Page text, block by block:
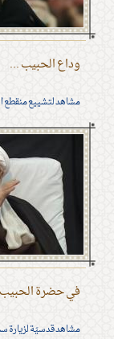
وداع الحبيب ...
مشاهد لتشييع منقطع
في حضرة الحبيب
مشاهد قدسيّة لزيارة